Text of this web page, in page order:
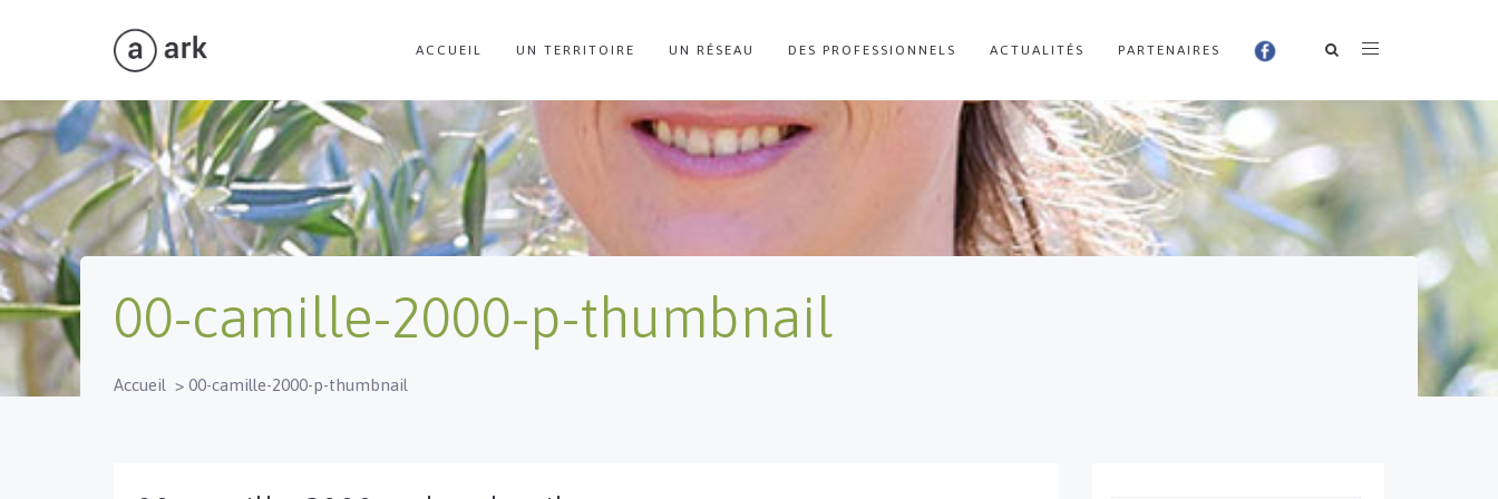
ACCUEIL UN TERRITOIRE UN RÉSEAU DES PROFESSIONNELS ACTUALITÉS PARTENAIRES
00-camille-2000-p-thumbnail
Accueil > 00-camille-2000-p-thumbnail